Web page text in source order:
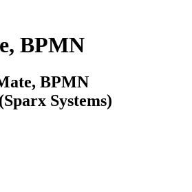
BPMN
BPMN
Systems)